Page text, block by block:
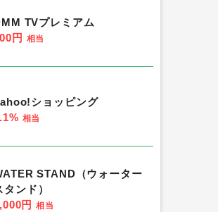
TVプレミアム
円 相当
ショッピング
相当
STAND（ウォーター
タンド）
円 相当